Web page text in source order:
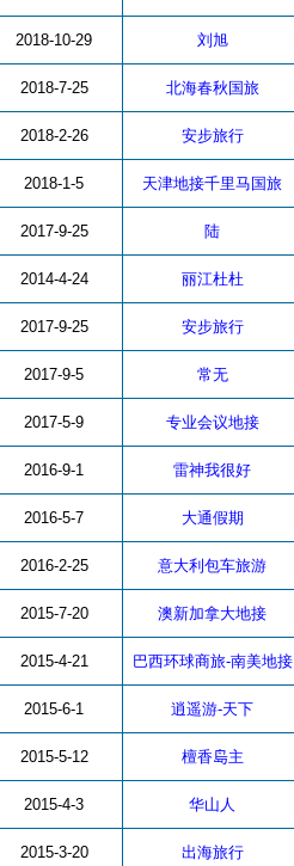
2018-10-29 刘旭
2018-7-25 北海春秋国旅
2018-2-26 安步旅行
2018-1-5 天津地接千里马国旅
2017-9-25 陆
2014-4-24 丽江杜杜
2017-9-25 安步旅行
2017-9-5 常无
2017-5-9 专业会议地接
2016-9-1 雷神我很好
2016-5-7 大通假期
2016-2-25 意大利包车旅游
2015-7-20 澳新加拿大地接
2015-4-21 巴西环球商旅-南美地接
2015-6-1 逍遥游-天下
2015-5-12 檀香𡷊主
2015-4-3 华山人
2015-3-20 出海旅行